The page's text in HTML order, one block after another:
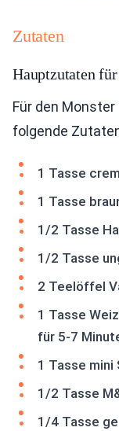
Zutaten
Hauptzutaten
Für den
folgende
1 Tasse
1 Tasse
1/2 Tasse
1/2 Tasse
2 Teelöffel
1 Tasse
für 5-7
1 Tasse
1/2 Tasse
1/4 Tasse